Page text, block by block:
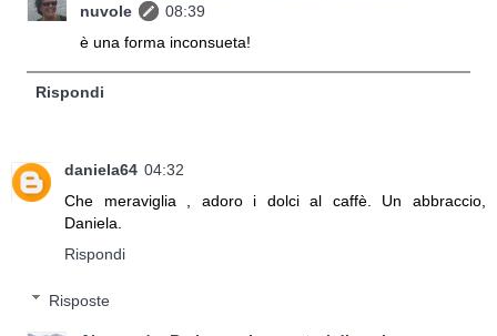
nuvole
08:39
è una forma inconsueta!
Rispondi
daniela64 04:32
Che meraviglia , adoro i dolci al caffè. Un abbraccio,
Daniela.
Rispondi
Risposte